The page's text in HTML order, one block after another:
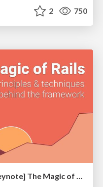
2 750
[RailsConf 2023 Opening Keynote] The Magic of Rails